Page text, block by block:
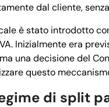
dal cliente,
è stato introdotto
Inizialmente era
una decisione del
questo
di split